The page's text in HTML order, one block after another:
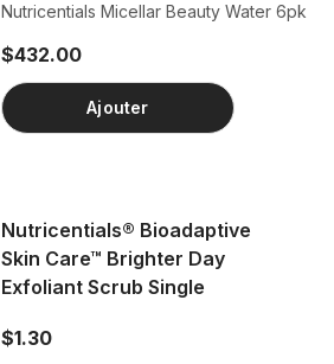
Nutricentials Micellar Beauty Water 6pk
$432.00
Ajouter
Nutricentials® Bioadaptive
Skin Care™ Brighter Day
Exfoliant Scrub Single
$1.30